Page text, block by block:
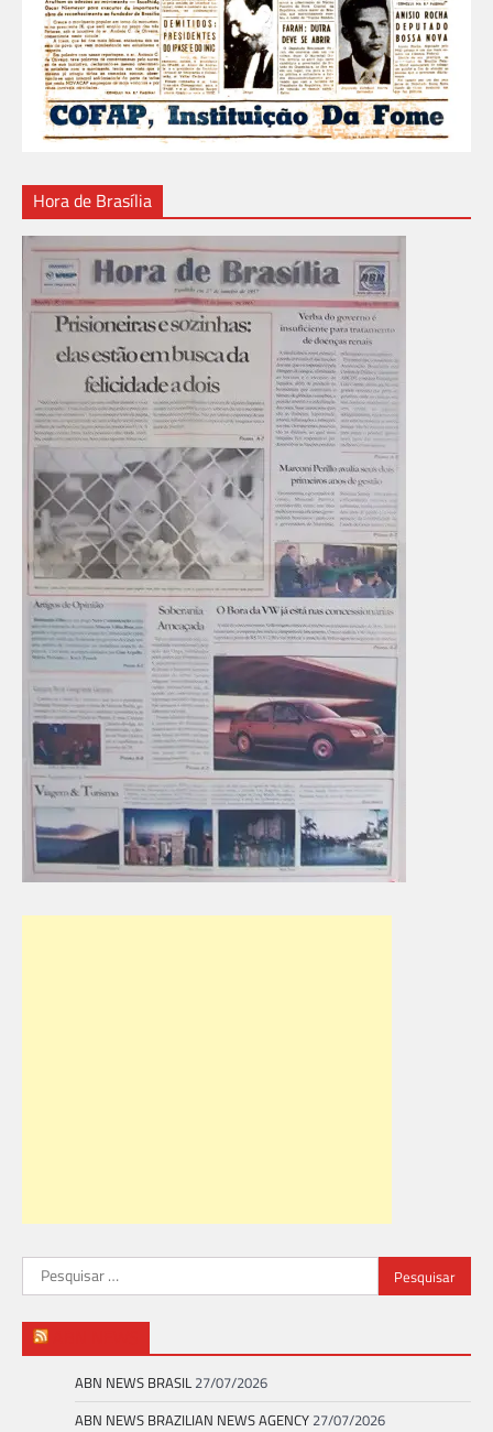
Hora de Brasília
Pesquisar
por:
ABN NEWS BRASIL 27/07/2026
ABN NEWS BRAZILIAN NEWS AGENCY 27/07/2026